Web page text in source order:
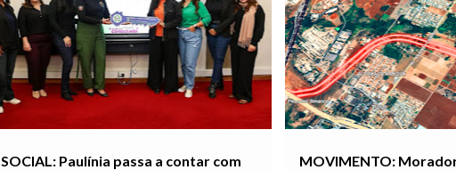
SOCIAL: Paulínia passa a contar com
MOVIMENTO: